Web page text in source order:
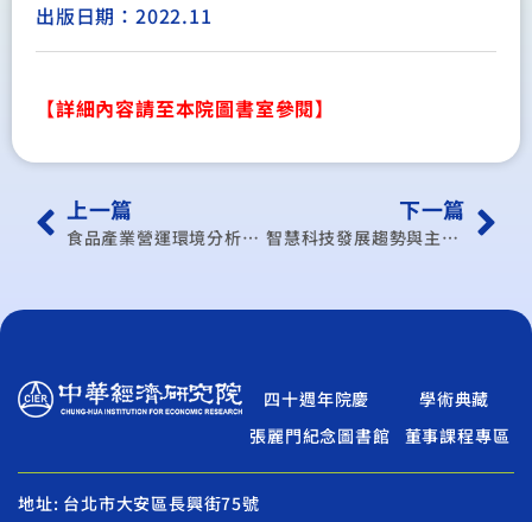
出版日期：2022.11
【詳細內容請至本院圖書室參閱】
上一篇
食品產業營運環境分析及競爭體質強化(1/4)-食品產業營運及國際經貿情勢分析
下一篇
智慧科技發展趨勢與主要國家資通訊政策觀測 期末報告附件各月觀測報告彙整
四十週年院慶
學術典藏
張麗門紀念圖書館
董事課程專區
地址: 台北市大安區長興街75號